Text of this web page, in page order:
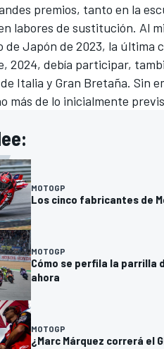
premios, tanto en la
labores de sustitución. Al
de Japón de 2023, la
2024, debía participar,
Italia y Gran Bretaña. Sin
más de lo inicialmente
MOTOGP
Los cinco fabricantes de
MOTOGP
Cómo se perfila la parrilla
ahora
MOTOGP
¿Marc Márquez correrá el